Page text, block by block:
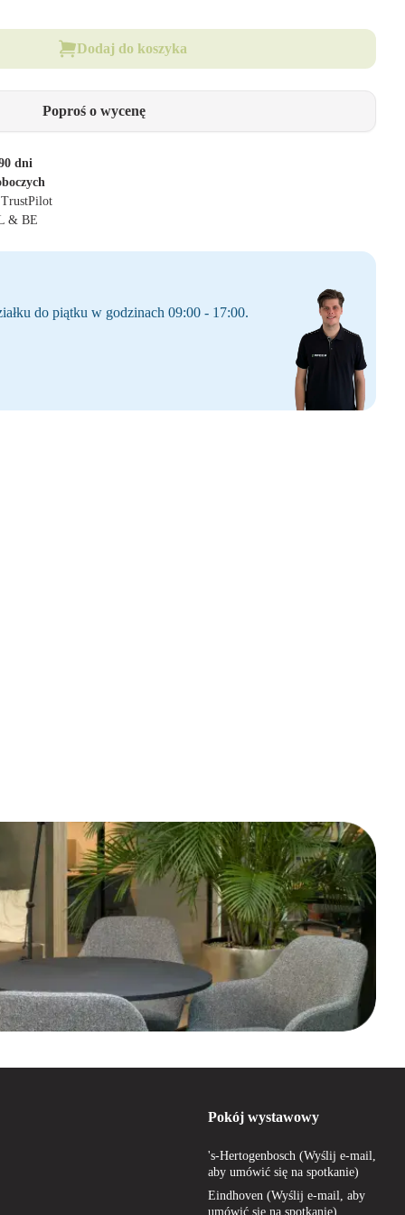
Dodaj do koszyka
Poproś o wycenę
dni
& BE
do piątku w godzinach 09:00 - 17:00.
Pokój wystawowy
's-Hertogenbosch (Wyślij e-mail,
aby umówić się na spotkanie)
Eindhoven (Wyślij e-mail, aby
umówić się na spotkanie)